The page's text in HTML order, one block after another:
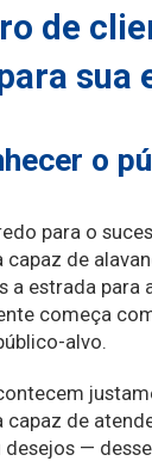
de
sua
o
para o
de
a estrada para
começa
alvo.
capaz de
—